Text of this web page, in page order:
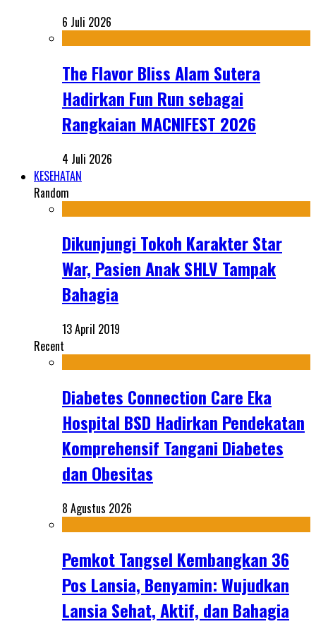
6 Juli 2026
The Flavor Bliss Alam Sutera
Hadirkan Fun Run sebagai
Rangkaian MACNIFEST 2026
4 Juli 2026
KESEHATAN
Random
Dikunjungi Tokoh Karakter Star
War, Pasien Anak SHLV Tampak
Bahagia
13 April 2019
Recent
Diabetes Connection Care Eka
Hospital BSD Hadirkan Pendekatan
Komprehensif Tangani Diabetes
dan Obesitas
8 Agustus 2026
Pemkot Tangsel Kembangkan 36
Pos Lansia, Benyamin: Wujudkan
Lansia Sehat, Aktif, dan Bahagia